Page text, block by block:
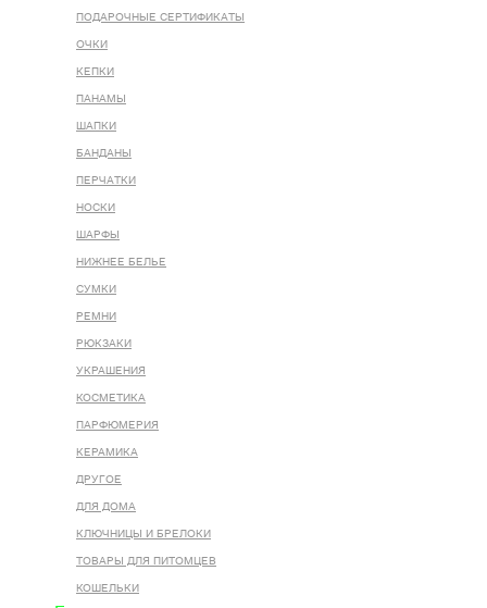
ПОДАРОЧНЫЕ СЕРТИФИКАТЫ
ОЧКИ
КЕПКИ
ПАНАМЫ
ШАПКИ
БАНДАНЫ
ПЕРЧАТКИ
НОСКИ
ШАРФЫ
НИЖНЕЕ БЕЛЬЕ
СУМКИ
РЕМНИ
РЮКЗАКИ
УКРАШЕНИЯ
КОСМЕТИКА
ПАРФЮМЕРИЯ
КЕРАМИКА
ДРУГОЕ
ДЛЯ ДОМА
КЛЮЧНИЦЫ И БРЕЛОКИ
ТОВАРЫ ДЛЯ ПИТОМЦЕВ
КОШЕЛЬКИ